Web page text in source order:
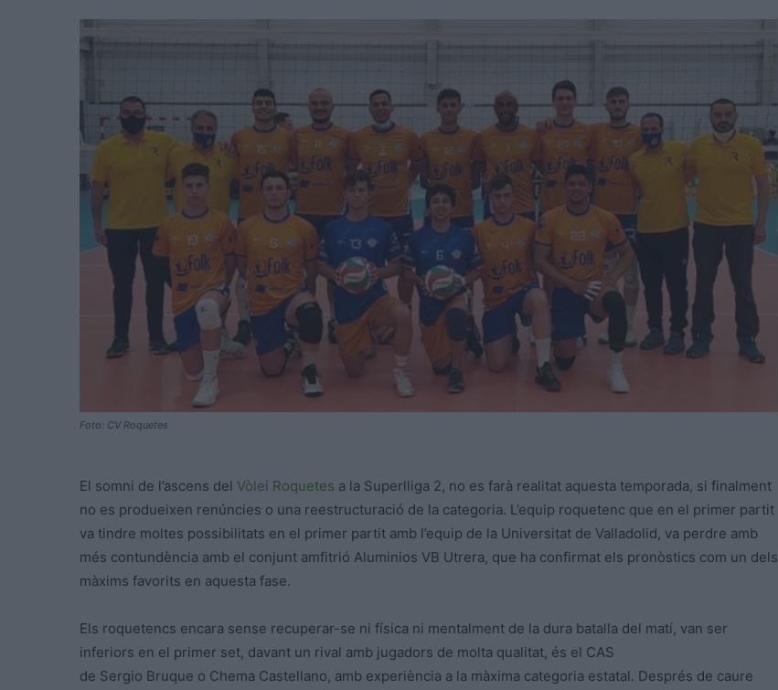
Foto: CV Roquetes
El somni de l’ascens del Vòlei Roquetes a la Superlliga 2, no es farà realitat aquesta temporada, si finalment
no es produeixen renúncies o una reestructuració de la categoria. L’equip roquetenc que en el primer partit
va tindre moltes possibilitats en el primer partit amb l’equip de la Universitat de Valladolid, va perdre amb
més contundència amb el conjunt amfitrió Aluminios VB Utrera, que ha confirmat els pronòstics com un dels
màxims favorits en aquesta fase.
Els roquetencs encara sense recuperar-se ni física ni mentalment de la dura batalla del matí, van ser
inferiors en el primer set, davant un rival amb jugadors de molta qualitat, és el CAS
de Sergio Bruque o Chema Castellano, amb experiència a la màxima categoria estatal. Després de caure